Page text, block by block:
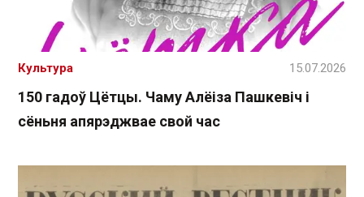
150 гадоў Цётцы. Чаму Алёіза Пашкевіч і
сёньня апярэджвае свой час
Культура 15.07.2026